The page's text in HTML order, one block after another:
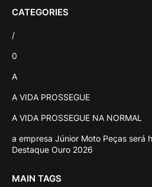
CATEGORIES
/
0
A
A VIDA PROSSEGUE
A VIDA PROSSEGUE NA NORMAL
a empresa Júnior Moto Peças será
Destaque Ouro 2026
MAIN TAGS